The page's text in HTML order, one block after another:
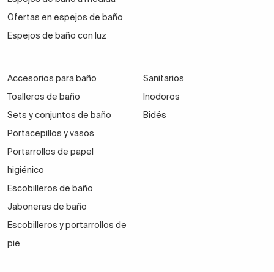
Ofertas en espejos de baño
Espejos de baño con luz
Accesorios para baño
Toalleros de baño
Sets y conjuntos de baño
Portacepillos y vasos
Portarrollos de papel
higiénico
Escobilleros de baño
Jaboneras de baño
Escobilleros y portarrollos de
pie
Sanitarios
Inodoros
Bidés